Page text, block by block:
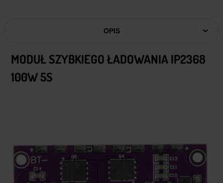
OPIS
MODUŁ SZYBKIEGO ŁADOWANIA IP2368
100W 5S